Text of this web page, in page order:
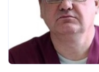
обл.)